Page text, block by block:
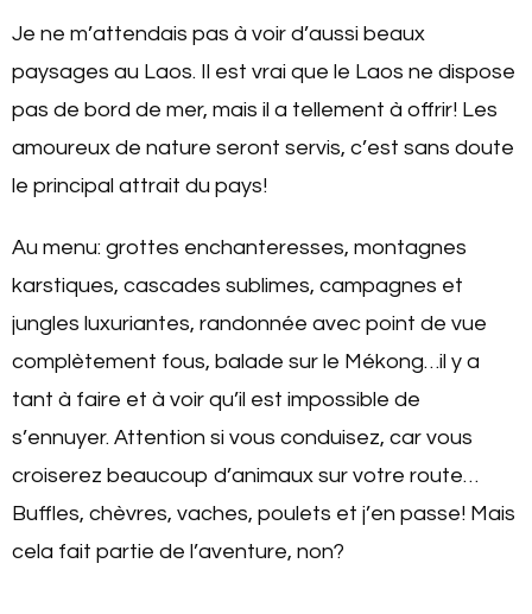
Je ne m’attendais pas à voir d’aussi beaux
paysages au Laos. Il est vrai que le Laos ne dispose
pas de bord de mer, mais il a tellement à offrir! Les
amoureux de nature seront servis, c’est sans doute
le principal attrait du pays!
Au menu: grottes enchanteresses, montagnes
karstiques, cascades sublimes, campagnes et
jungles luxuriantes, randonnée avec point de vue
complètement fous, balade sur le Mékong…il y a
tant à faire et à voir qu’il est impossible de
s’ennuyer. Attention si vous conduisez, car vous
croiserez beaucoup d’animaux sur votre route…
Buffles, chèvres, vaches, poulets et j’en passe! Mais
cela fait partie de l’aventure, non?